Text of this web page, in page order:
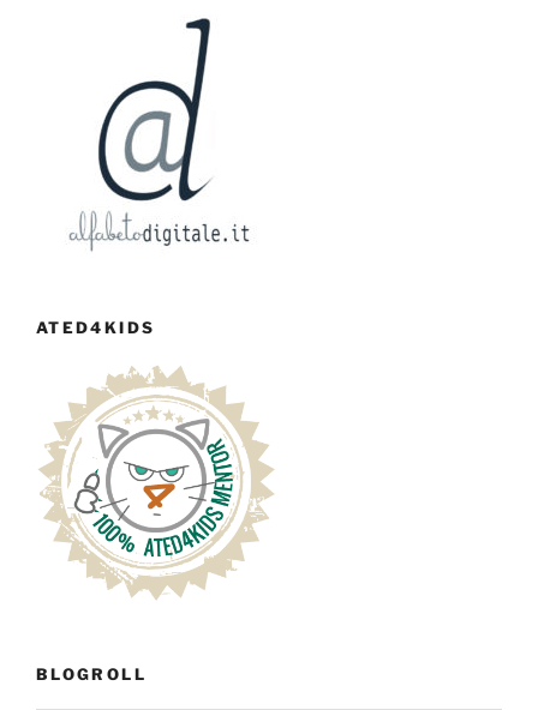
ATED4KIDS
BLOGROLL